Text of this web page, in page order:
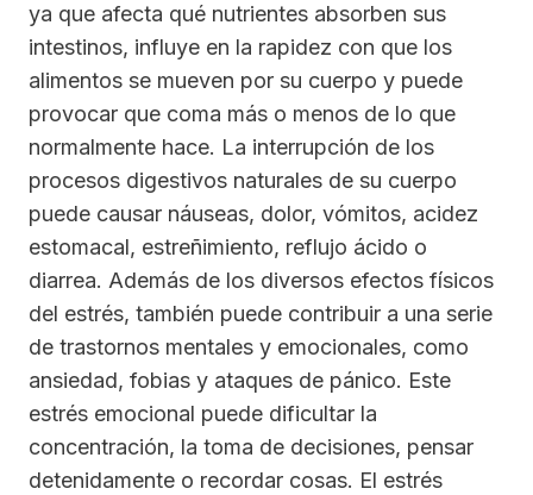
ya que afecta qué nutrientes absorben sus
intestinos, influye en la rapidez con que los
alimentos se mueven por su cuerpo y puede
provocar que coma más o menos de lo que
normalmente hace. La interrupción de los
procesos digestivos naturales de su cuerpo
puede causar náuseas, dolor, vómitos, acidez
estomacal, estreñimiento, reflujo ácido o
diarrea. Además de los diversos efectos físicos
del estrés, también puede contribuir a una serie
de trastornos mentales y emocionales, como
ansiedad, fobias y ataques de pánico. Este
estrés emocional puede dificultar la
concentración, la toma de decisiones, pensar
detenidamente o recordar cosas. El estrés